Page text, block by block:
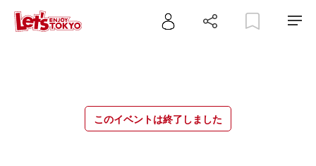
このイベントは終了しました